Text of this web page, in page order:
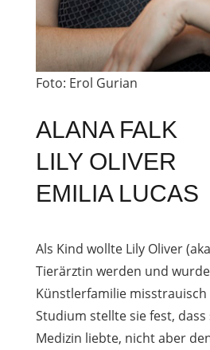
Foto: Erol Gurian
ALANA FALK
LILY OLIVER
EMILIA LUCAS
Als Kind wollte Lily Oliver
Tierärztin werden und
Künstlerfamilie
Studium stellte sie fest, dass
Medizin liebte, nicht aber